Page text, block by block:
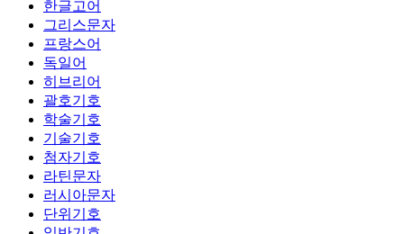
한글고어
그리스문자
프랑스어
독일어
히브리어
괄호기호
학술기호
기술기호
첨자기호
라틴문자
러시아문자
단위기호